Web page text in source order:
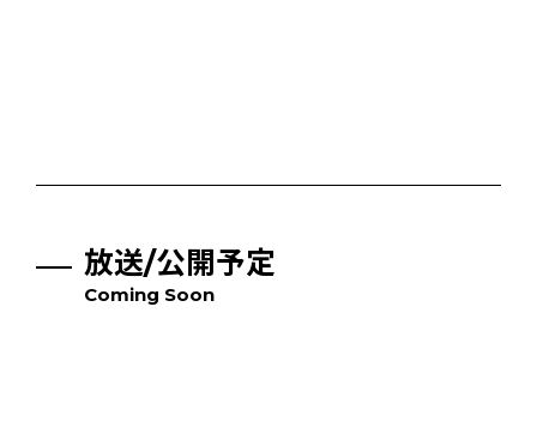
放送/公開予定
Coming Soon